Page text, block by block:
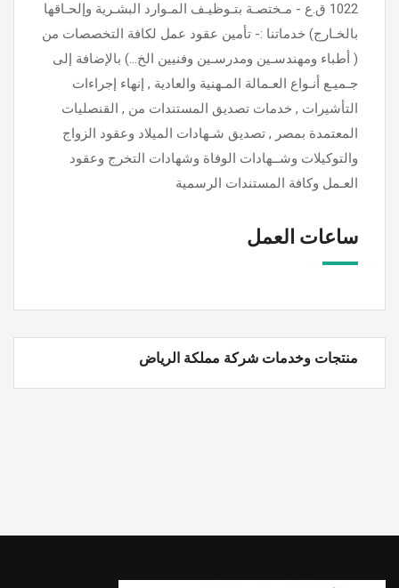
1022 ق.ع - مـختصـة بتـوظيـف المـوارد البشـرية وإلحـاقها
بالخـارج) خدماتنا :- تأمين عقود عمل لكافة التخصصات من
( أطباء ومهندسـين ومدرسـين وفنيين الخ...) بالإضافة إلى
جـميـع أنـواع العـمالة المـهنية والعادية , إنهاء إجراءات
التأشيرات , خدمات تصديق المستندات من , القنصليات
المعتمدة بمصر , تصديق شـهادات الميلاد وعقود الزواج
والتوكيلات وشــهادات الوفاة وشهادات التخرج وعقود
العـمل وكافة المستندات الرسمية
ساعات العمل
منتجات وخدمات شركة مملكة الرياض